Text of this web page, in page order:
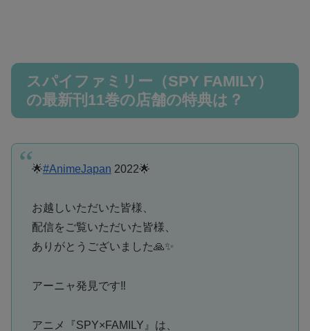
スパイファミリー（SPY FAMILY）
の最新刊11巻の店舗の特典は？
🌟#AnimeJapan 2022🌟
お越しいただいた皆様、
配信をご覧いただいた皆様、
ありがとうございました🙏✨
アーニャ発見です‼️
アニメ『SPY×FAMILY』は、